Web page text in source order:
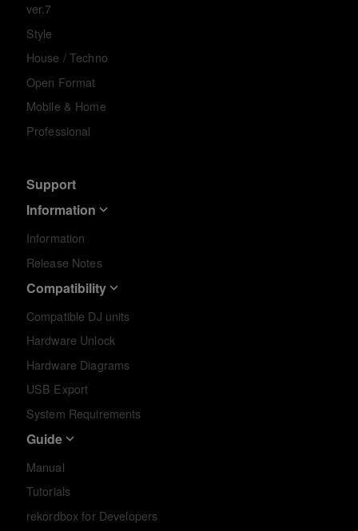
ver.7
Style
House / Techno
Open Format
Mobile & Home
Professional
Support
Information
Information
Release Notes
Compatibility
Compatible DJ units
Hardware Unlock
Hardware Diagrams
USB Export
System Requirements
Guide
Manual
Tutorials
rekordbox for Developers